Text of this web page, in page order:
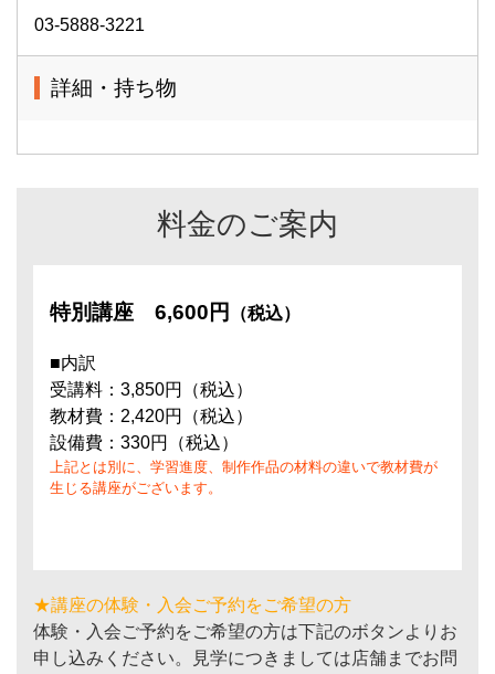
03-5888-3221
詳細・持ち物
料金のご案内
特別講座 6,600円 （税込）
■内訳
受講料：3,850円（税込）
教材費：2,420円（税込）
設備費：330円（税込）
上記とは別に、学習進度、制作作品の材料の違いで教材費が
生じる講座がございます。
★講座の体験・入会ご予約をご希望の方
体験・入会ご予約をご希望の方は下記のボタンよりお
申し込みください。見学につきましては店舗までお問